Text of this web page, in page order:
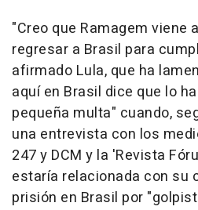
"Creo que Ramagem viene
regresar a Brasil para
afirmado Lula, que ha
aquí en Brasil dice que lo
pequeña multa" cuando,
una entrevista con los
247 y DCM y la 'Revista
estaría relacionada con su
prisión en Brasil por